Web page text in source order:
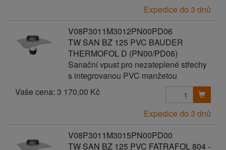
Expedice do 3 dnů
V08P3011M3012PN00PD06
TW SAN BZ 125 PVC BAUDER
THERMOFOL D (PN00/PD06)
Sanační vpust pro nezateplené střechy
s integrovanou PVC manžetou
Vaše cena: 3 170,00 Kč
Expedice do 3 dnů
V08P3011M3015PN00PD00
TW SAN BZ 125 PVC FATRAFOL 804 -